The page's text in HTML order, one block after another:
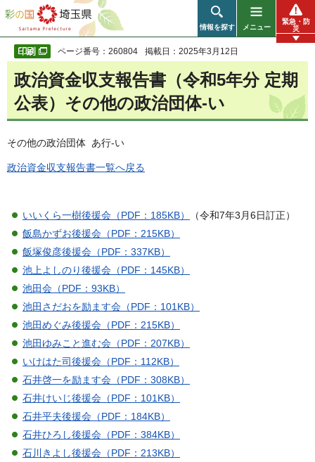
彩の国 埼玉県
情報を探す メニュー
緊急・防
災
ページ番号：260804 掲載日：2025年3月12日
政治資金収支報告書（令和5年分 定期
公表）その他の政治団体-い
その他の政治団体 あ行-い
政治資金収支報告書一覧へ戻る
いいくら一樹後援会（PDF：185KB）
（令和7年3月6日訂正）
飯島かずお後援会（PDF：215KB）
飯塚俊彦後援会（PDF：337KB）
池上よしのり後援会（PDF：145KB）
池田会（PDF：93KB）
池田さだおを励ます会（PDF：101KB）
池田めぐみ後援会（PDF：215KB）
池田ゆみこと進む会（PDF：207KB）
いけはた司後援会（PDF：112KB）
石井啓一を励ます会（PDF：308KB）
石井けいじ後援会（PDF：101KB）
石井平夫後援会（PDF：184KB）
石井ひろし後援会（PDF：384KB）
石川きよし後援会（PDF：213KB）